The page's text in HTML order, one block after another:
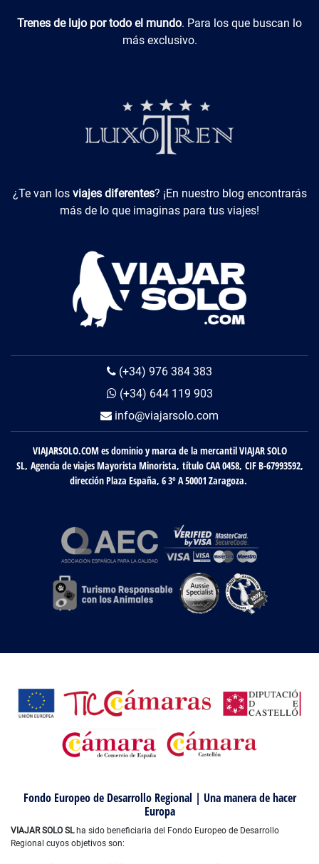
Luxotren
Trenes de lujo por todo el mundo. Para los que buscan lo
más exclusivo.
Viajes Diferentes
¿Te van los viajes diferentes? ¡En nuestro blog encontrarás
más de lo que imaginas para tus viajes!
(+34) 976 384 383
(+34) 644 119 903
info@viajarsolo.com
VIAJARSOLO.COM es dominio y marca de la mercantil VIAJAR SOLO
SL, Agencia de viajes Mayorista Minorista, título CAA 0458, CIF B-67993592,
dirección Plaza España, 6 3º A 50001 Zaragoza.
Fondo Europeo de Desarrollo Regional | Una manera de hacer
Europa
VIAJAR SOLO SLha sido beneficiaria del Fondo Europeo de Desarrollo
Regional cuyos objetivos son: